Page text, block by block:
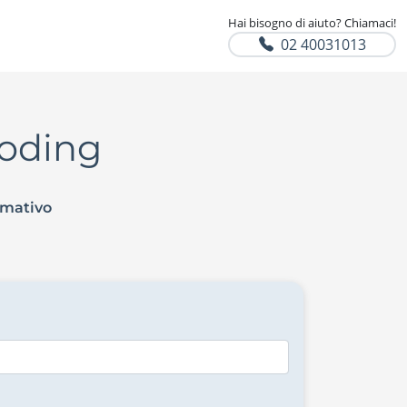
Hai bisogno di aiuto? Chiamaci!
02 40031013